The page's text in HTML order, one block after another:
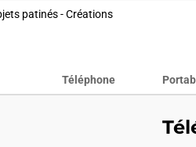
patinés - Créations
Téléphone